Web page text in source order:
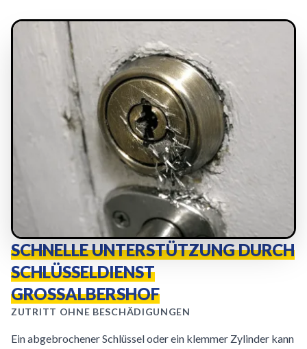
SCHNELLE UNTERSTÜTZUNG DURCH
SCHLÜSSELDIENST
GROSSALBERSHOF
ZUTRITT OHNE BESCHÄDIGUNGEN
Ein abgebrochener Schlüssel oder ein klemmer Zylinder kann